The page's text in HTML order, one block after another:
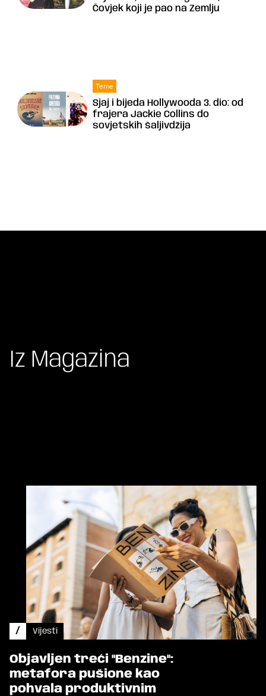
Čovjek koji je pao na Zemlju
Teme
Sjaj i bijeda Hollywooda 3. dio: od
frajera Jackie Collins do
sovjetskih šaljivdžija
Iz Magazina
/ Vijesti
Objavljen treći "Benzine":
metafora pušione kao
pohvala produktivnim